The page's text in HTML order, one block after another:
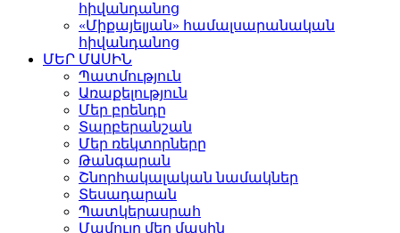
հիվանդանոց
«Միքայելյան» համալսարանական
հիվանդանոց
ՄԵՐ ՄԱՍԻՆ
Պատմություն
Առաքելություն
Մեր բրենդը
Տարբերանշան
Մեր ռեկտորները
Թանգարան
Շնորհակալական նամակներ
Տեսադարան
Պատկերասրահ
Մամուլը մեր մասին